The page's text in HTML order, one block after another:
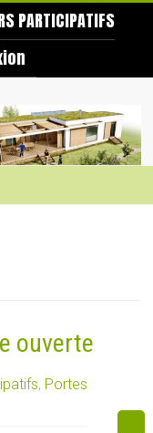
PARTICIPATIFS
ouverte
, Portes